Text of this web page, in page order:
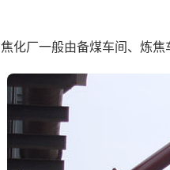
焦化厂一般由备煤车间、炼焦